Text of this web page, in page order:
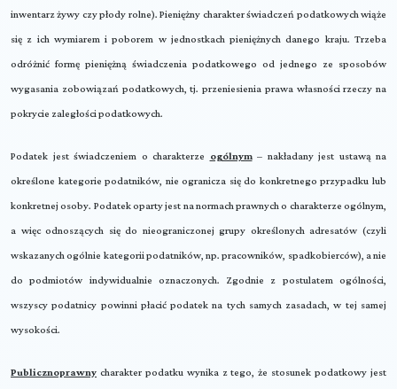
inwentarz żywy czy płody rolne). Pieniężny charakter świadczeń podatkowych wiąże
się z ich wymiarem i poborem w jednostkach pieniężnych danego kraju. Trzeba
odróżnić formę pieniężną świadczenia podatkowego od jednego ze sposobów
wygasania zobowiązań podatkowych, tj. przeniesienia prawa własności rzeczy na
pokrycie zaległości podatkowych.
Podatek jest świadczeniem o charakterze ogólnym– nakładany jest ustawą na
określone kategorie podatników, nie ogranicza się do konkretnego przypadku lub
konkretnej osoby. Podatek oparty jest na normach prawnych o charakterze ogólnym,
a więc odnoszących się do nieograniczonej grupy określonych adresatów (czyli
wskazanych ogólnie kategorii podatników, np. pracowników, spadkobierców), a nie
do podmiotów indywidualnie oznaczonych. Zgodnie z postulatem ogólności,
wszyscy podatnicy powinni płacić podatek na tych samych zasadach, w tej samej
wysokości.
Publicznoprawny charakter podatku wynika z tego, że stosunek podatkowy jest